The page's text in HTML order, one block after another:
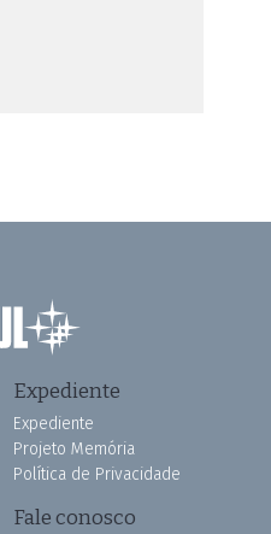
Expediente
Expediente
Projeto Memória
Política de Privacidade
Fale conosco